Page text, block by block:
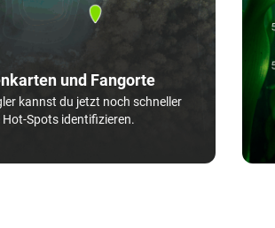
und Fangorte
kannst du jetzt noch schneller
Hot-Spots identifizieren.